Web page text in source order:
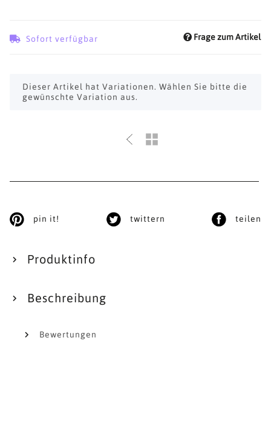
Sofort verfügbar Frage zum Artikel
x
Dieser Artikel hat Variationen. Wählen Sie bitte die
gewünschte Variation aus.
pin it! twittern teilen
Produktinfo
Beschreibung
Bewertungen